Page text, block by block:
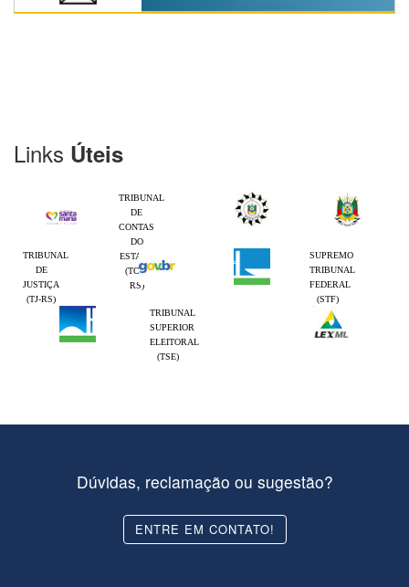
Links Úteis
TRIBUNAL
DE
CONTAS
DO
ESTADO
(TCE-
RS)
TRIBUNAL
DE
JUSTIÇA
(TJ-RS)
SUPREMO
TRIBUNAL
FEDERAL
(STF)
TRIBUNAL
SUPERIOR
ELEITORAL
(TSE)
Dúvidas, reclamação ou sugestão?
ENTRE EM CONTATO!